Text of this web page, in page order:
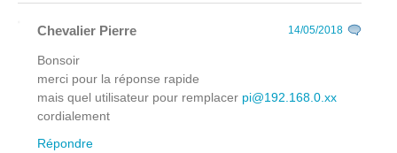
Chevalier Pierre 14/05/2018
Bonsoir
merci pour la réponse rapide
mais quel utilisateur pour remplacer pi@192.168.0.xx
cordialement
Répondre